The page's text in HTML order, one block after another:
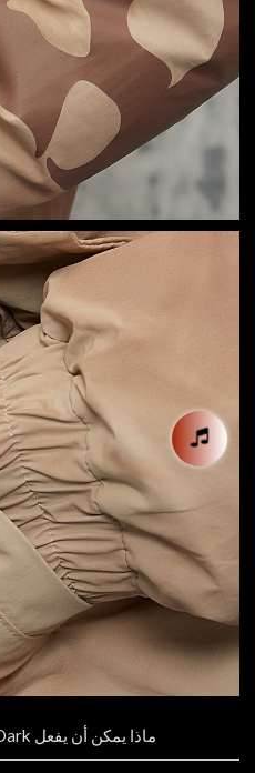
ماذا يمكن أن يفعل Touches Dark من أجلك؟